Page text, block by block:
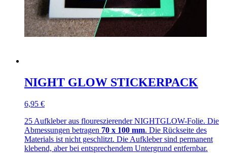
NIGHT GLOW STICKERPACK
6,95 €
25 Aufkleber aus floureszierender NIGHTGLOW-Folie. Die
Abmessungen betragen 70 x 100 mm. Die Rückseite des
Materials ist nicht geschlitzt. Die Aufkleber sind permanent
klebend, aber bei entsprechendem Untergrund entfernbar.